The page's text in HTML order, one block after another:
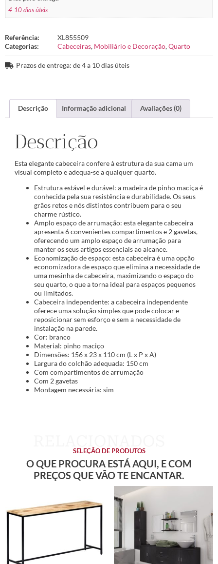
4-10 dias úteis
Referência:
XL855509
Categorias:
Cabeceiras, Mobiliário e Decoração,Quarto
Prazos de entrega: de 4 a 10 dias úteis
Descrição Informação adicional Avaliações (0)
Descrição
Esta elegante cabeceira confere à estrutura da sua cama um
visual completo e adequa-se a qualquer quarto.
Estrutura estável e durável: a madeira de pinho maciça é
conhecida pela sua resistência e durabilidade. Os seus
grãos retos e nós distintos contribuem para o seu
charme rústico.
Amplo espaço de arrumação: esta elegante cabeceira
apresenta 6 convenientes compartimentos e 2 gavetas,
oferecendo um amplo espaço de arrumação para
manter os seus artigos essenciais ao alcance.
Economização de espaço: esta cabeceira é uma opção
economizadora de espaço que elimina a necessidade de
uma mesinha de cabeceira, maximizando o espaço do
seu quarto, o que a torna ideal para espaços pequenos
ou limitados.
Cabeceira independente: a cabeceira independente
oferece uma solução simples que pode colocar e
reposicionar sem esforço e sem a necessidade de
instalação na parede.
Cor: branco
Material: pinho maciço
Dimensões: 156 x 23 x 110 cm (L x P x A)
Largura do colchão adequada: 150 cm
Com compartimentos de arrumação
Com 2 gavetas
Montagem necessária: sim
SELEÇÃO DE PRODUTOS
O QUE PROCURA ESTÁ AQUI, E COM
PREÇOS QUE VÃO TE ENCANTAR.